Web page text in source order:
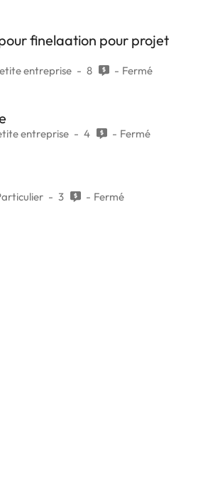
finelaation pour projet
entreprise 8 Fermé
entreprise 4 Fermé
3 Fermé